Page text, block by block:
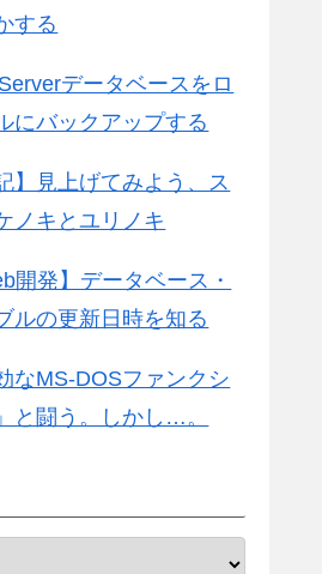
する
データベースをロ
にバックアップする
】見上げてみよう、ス
ノキとユリノキ
開発】データベース・
ルの更新日時を知る
なMS-DOSファンクシ
と闘う。しかし…。